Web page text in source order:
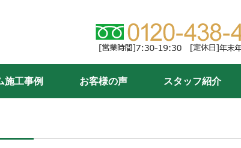
施工事例 お客様の声 スタッフ紹介